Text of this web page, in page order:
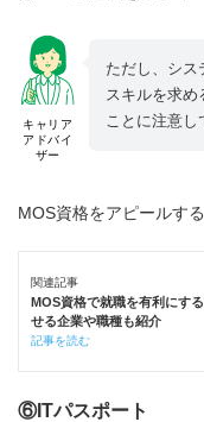
キャリア
アドバイ
ザー
ただし、シス
スキルを求め
ことに注意し
MOS資格をアピールす
関連記事
MOS資格で就職を有利にす
せる企業や職種も紹介
記事を読む
⑥ITパスポート